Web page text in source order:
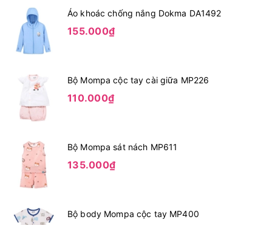
Áo khoác chống nắng Dokma DA1492
155.000₫
Bộ Mompa cộc tay cài giữa MP226
110.000₫
Bộ Mompa sát nách MP611
135.000₫
Bộ body Mompa cộc tay MP400